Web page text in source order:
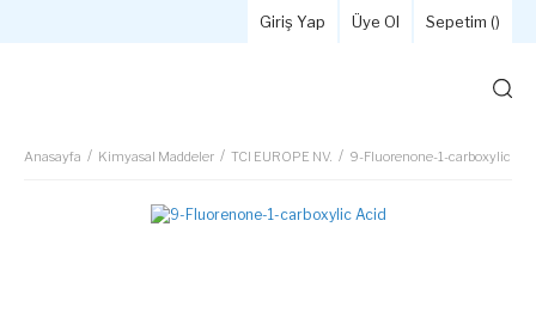
Giriş Yap Üye Ol Sepetim ()
Anasayfa Kimyasal Maddeler TCI EUROPE NV. 9-Fluorenone-1-carboxylic